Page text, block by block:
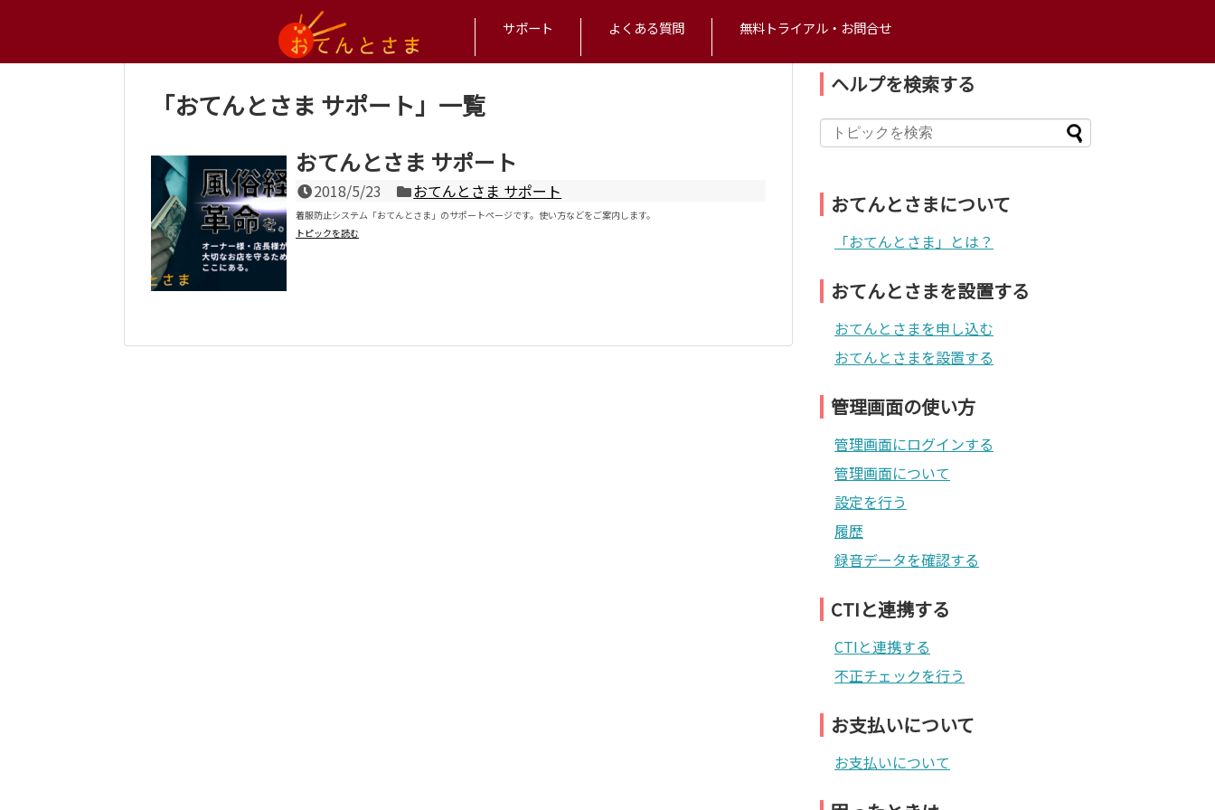
おてんとさま
プライバシーポリシー 無料トライアル・お問い合わせ 特定商取引法に基づく表示
サポート よくある質問 無料トライアル・お問合せ
「おてんとさま サポート 」 一覧
おてんとさま サポート
2018/5/23 おてんとさま サポート
着服防止システム「おてんとさま」のサポートページです。使い方などをご案内します。
トピックを読む
ヘルプを検索する
おてんとさまについて
「おてんとさま」とは？
おてんとさまを設置する
おてんとさまを申し込む
おてんとさまを設置する
管理画面の使い方
管理画面にログインする
管理画面について
設定を行う
履歴
録音データを確認する
CTIと連携する
CTIと連携する
不正チェックを行う
お支払いについて
お支払いについて